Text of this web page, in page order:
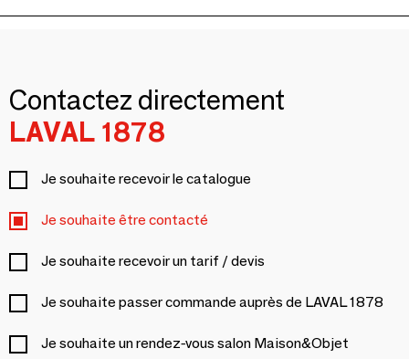
Contactez directement
LAVAL 1878
Je souhaite recevoir le catalogue
Je souhaite être contacté
Je souhaite recevoir un tarif / devis
Je souhaite passer commande auprès de LAVAL 1878
Je souhaite un rendez-vous salon Maison&Objet